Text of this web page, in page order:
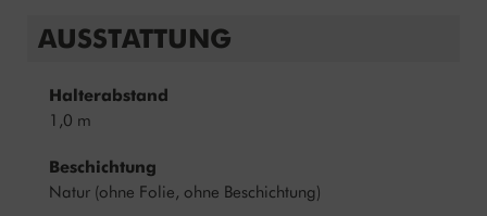
AUSSTATTUNG
Halterabstand
1,0 m
Beschichtung
Natur (ohne Folie, ohne Beschichtung)